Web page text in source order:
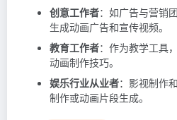
创意工作者：如广告与营销
生成动画广告和宣传视频。
教育工作者：作为教学工具
动画制作技巧。
娱乐行业从业者：影视制作
制作或动画片段生成。